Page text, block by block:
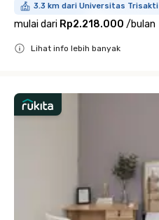
3.3 km dari Universitas Trisakti
mulai dari Rp2.218.000 /bulan
Lihat info lebih banyak